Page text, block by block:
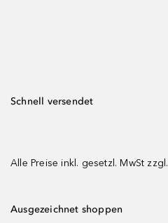
Schnell versendet
Alle Preise inkl. gesetzl. MwSt zzgl.
Ausgezeichnet shoppen